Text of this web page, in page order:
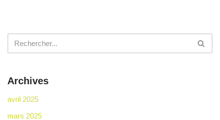
Archives
avril 2025
mars 2025